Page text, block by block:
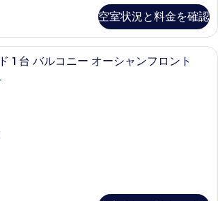
空室状況と料金を確認
1 台 バルコニー オーシャンフロント